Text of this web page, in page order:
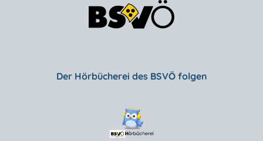
Der Hörbücherei des BSVÖ folgen